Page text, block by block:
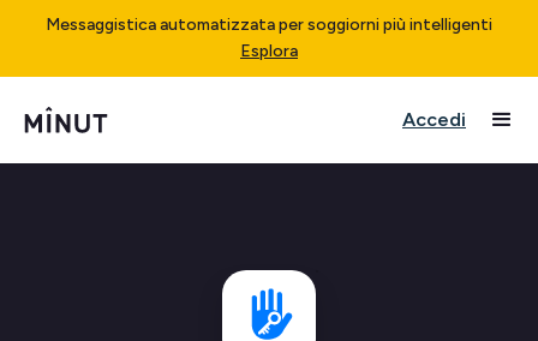
Messaggistica automatizzata per soggiorni più intelligenti
Esplora
Accedi